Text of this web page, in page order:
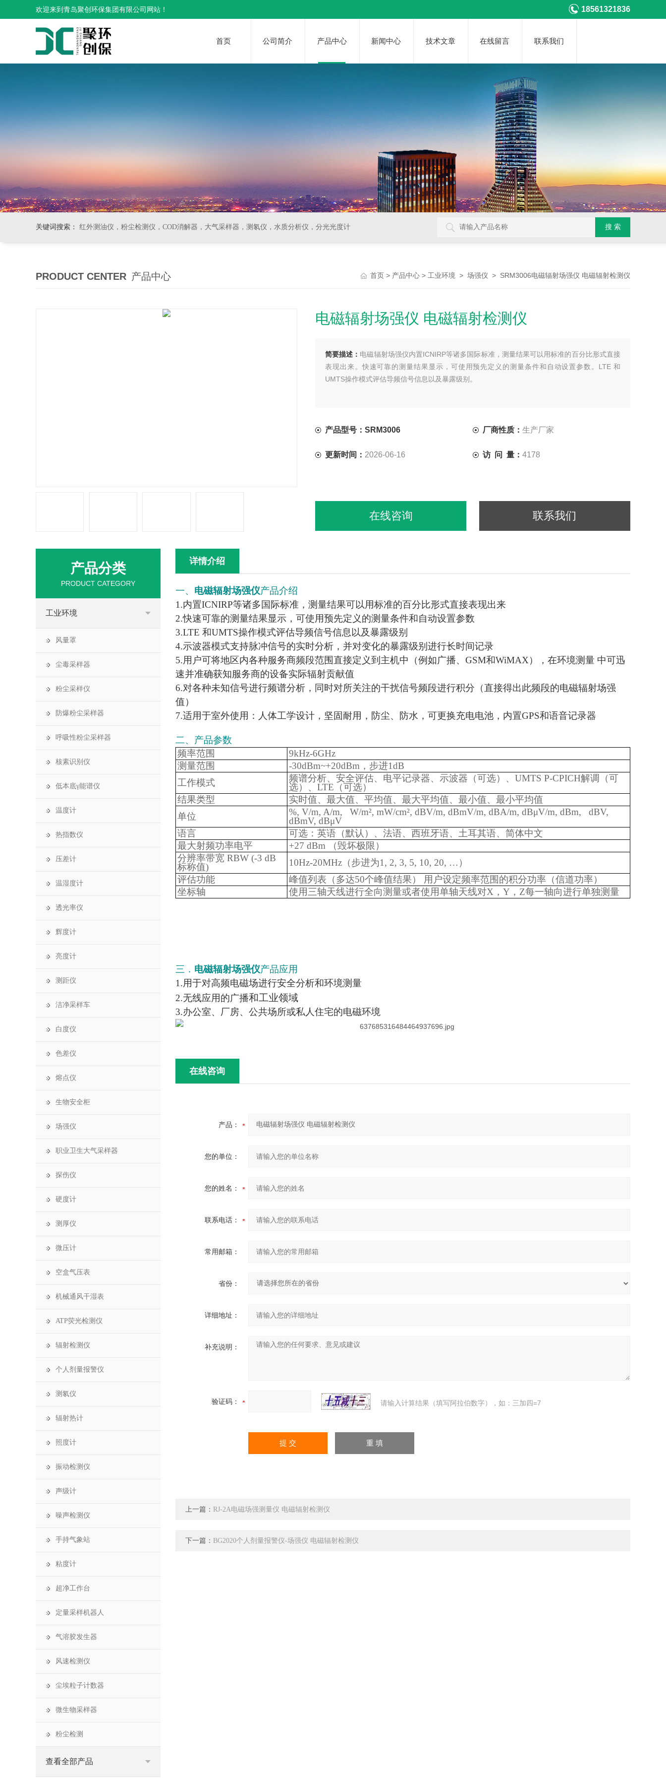
欢迎来到青岛聚创环保集团有限公司网站！ 18561321836
首页 公司简介 产品中心 新闻中心 技术文章 在线留言 联系我们
关键词搜索： 红外测油仪，粉尘检测仪，COD消解器，大气采样器，测氡仪，水质分析仪，分光光度计
PRODUCT CENTER 产品中心 首页 > 产品中心 > 工业环境 > 场强仪 > SRM3006电磁辐射场强仪 电磁辐射检测仪
电磁辐射场强仪 电磁辐射检测仪
简要描述： 电磁辐射场强仪内置ICNIRP等诸多国际标准，测量结果可以用标准的百分比形式直接
表现出来。快速可靠的测量结果显示，可使用预先定义的测量条件和自动设置参数。LTE 和
UMTS操作模式评估导频信号信息以及暴露级别。
产品型号：SRM3006 厂商性质： 生产厂家
更新时间： 2026-06-16 访 问 量： 4178
在线咨询 联系我们
详情介绍
一、 电磁辐射场强仪产品介绍
1.内置ICNIRP等诸多国际标准，测量结果可以用标准的百分比形式直接表现出来
2.快速可靠的测量结果显示，可使用预先定义的测量条件和自动设置参数
3.LTE 和UMTS操作模式评估导频信号信息以及暴露级别
4.示波器模式支持脉冲信号的实时分析，并对变化的暴露级别进行长时间记录
5.用户可将地区内各种服务商频段范围直接定义到主机中（例如广播、GSM和WiMAX），在环境测量 中可迅
速并准确获知服务商的设备实际辐射贡献值
6.对各种未知信号进行频谱分析，同时对所关注的干扰信号频段进行积分（直接得出此频段的电磁辐射场强
值）
7.适用于室外使用：人体工学设计，坚固耐用，防尘、防水，可更换充电电池，内置GPS和语音记录器
二、产品参数
频率范围
9kHz-6GHz
测量范围
-30dBm~+20dBm，步进1dB
工作模式
频谱分析、安全评估、电平记录器、示波器（可选）、UMTS P-CPICH解调（可
选）、LTE（可选）
结果类型
实时值、最大值、平均值、最大平均值、最小值、最小平均值
单位
%, V/m, A/m, W/m², mW/cm², dBV/m, dBmV/m, dBA/m, dBμV/m, dBm, dBV,
dBmV, dBμV
语言
可选：英语（默认）、法语、西班牙语、土耳其语、简体中文
最大射频功率电平
+27 dBm （毁坏极限）
分辨率带宽 RBW (-3 dB
标称值)
10Hz-20MHz（步进为1, 2, 3, 5, 10, 20, …）
评估功能
峰值列表（多达50个峰值结果） 用户设定频率范围的积分功率（信道功率）
坐标轴
使用三轴天线进行全向测量或者使用单轴天线对X，Y，Z每一轴向进行单独测量
三． 电磁辐射场强仪产品应用
1.用于对高频电磁场进行安全分析和环境测量
2.无线应用的广播和工业领域
3.办公室、厂房、公共场所或私人住宅的电磁环境
在线咨询
产品：
您的单位：
您的姓名：
联系电话：
常用邮箱：
省份：
详细地址：
补充说明：
验证码： 请输入计算结果（填写阿拉伯数字），如：三加四=7
上一篇： RJ-2A电磁场强测量仪 电磁辐射检测仪
下一篇： BG2020个人剂量报警仪-场强仪 电磁辐射检测仪
产品分类
PRODUCT CATEGORY
工业环境
风量罩
尘毒采样器
粉尘采样仪
防爆粉尘采样器
呼吸性粉尘采样器
核素识别仪
低本底γ能谱仪
温度计
热指数仪
压差计
温湿度计
透光率仪
辉度计
亮度计
测距仪
洁净采样车
白度仪
色差仪
熔点仪
生物安全柜
场强仪
职业卫生大气采样器
探伤仪
硬度计
测厚仪
微压计
空盒气压表
机械通风干湿表
ATP荧光检测仪
辐射检测仪
个人剂量报警仪
测氡仪
辐射热计
照度计
振动检测仪
声级计
噪声检测仪
手持气象站
粘度计
超净工作台
定量采样机器人
气溶胶发生器
风速检测仪
尘埃粒子计数器
微生物采样器
粉尘检测
查看全部产品